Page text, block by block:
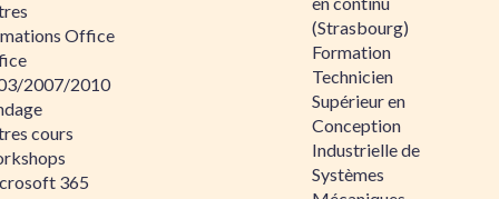
Office
2007/2010
cours
365
(Strasbourg)
Formation
Technicien
Supérieur en
Conception
Industrielle de
Systèmes